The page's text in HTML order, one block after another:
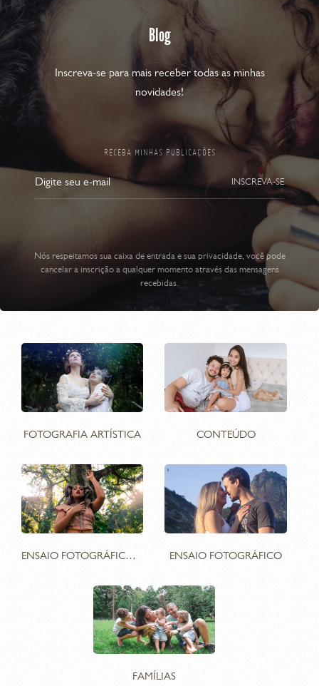
Blog
Inscreva-se para mais receber todas as minhas
novidades!
RECEBA MINHAS PUBLICAÇÕES
INSCREVA-SE
Nós respeitamos sua caixa de entrada e sua privacidade, você pode
cancelar a inscrição a qualquer momento através das mensagens
recebidas.
FOTOGRAFIA ARTÍSTICA CONTEÚDO
ENSAIO FOTOGRÁFICO ARTÍSTICO ENSAIO FOTOGRÁFICO
FAMÍLIAS